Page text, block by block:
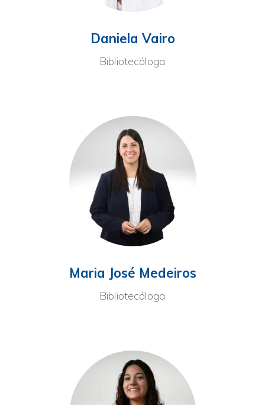
Daniela Vairo
Bibliotecóloga
Maria José Medeiros
Bibliotecóloga